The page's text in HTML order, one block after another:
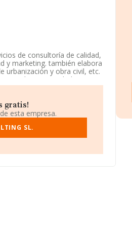
de consultoría de calidad,
y marketing. también elabora
urbanización y obra civil, etc.
Su actividad CNAE es
exteriores.
con un número de
del sector, la
es 3.011 (el año anterior
de la compañía, están
gratis!
esta empresa.
SL.